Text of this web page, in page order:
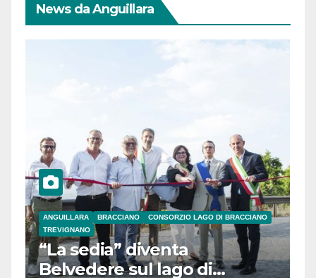
News da Anguillara
ANGUILLARA BRACCIANO
CONSORZIO LAGO DI BRACCIANO
TREVIGNANO
“La sedia” diventa
Belvedere sul lago di